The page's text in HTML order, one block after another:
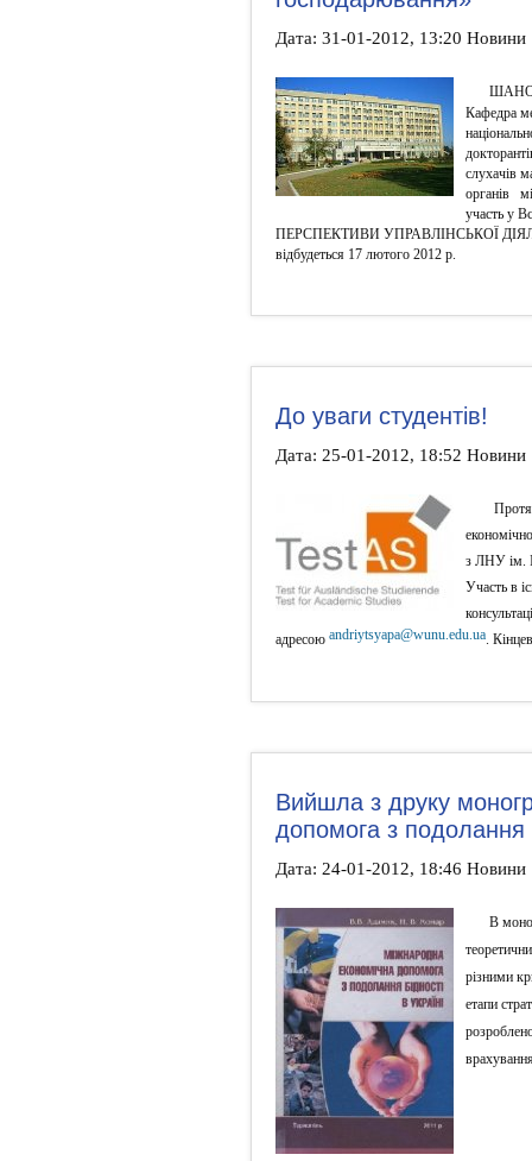
Дата: 31-01-2012, 13:20 Новини
Кафедра
слухачів
органів
участь у
ПЕРСПЕКТИВИ УПРАВЛІНСЬКОЇ
відбудеться 17 лютого 2012 р.
До уваги студентів!
Дата: 25-01-2012, 18:52 Новини
з ЛНУ ім.
Участь в
адресою andriytsyapa@wunu.edu.ua .
Вийшла з друку
допомога з подолання
Дата: 24-01-2012, 18:46 Новини
В
різними
етапи